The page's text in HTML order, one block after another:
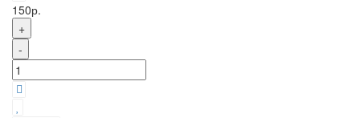
150р.
+
-